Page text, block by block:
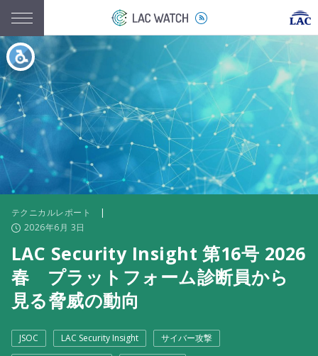
テクニカルレポート
|
2026年6月 3日
LAC Security Insight 第16号 2026
春 プラットフォーム診断員から
見る脅威の動向
JSOC LAC Security Insight
サイバー攻撃